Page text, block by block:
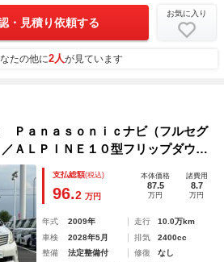
・見積り依頼する
お気に入り
たの他に2人が見ています
ａｎａｓｏｎｉｃナビ（フルセグ
ＡＬＰＩＮＥ１０型フリップダウン
両側パワースライド／コーナーセン
Ｃ／前後ドライブレコーダー
支払総額(税込)
96.2 万円
本体価格
87.5
万円
諸費用
8.7
万円
年式 2009年 走行
10.0万km
車検
2028年5月 排気
2400cc
整備
法定整備付 修復
なし